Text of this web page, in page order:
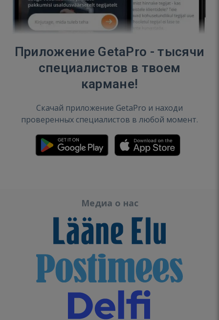
Приложение GetaPro - тысячи
специалистов в твоем
кармане!
Скачай приложение GetaPro и находи
проверенных специалистов в любой момент.
Медиа о нас